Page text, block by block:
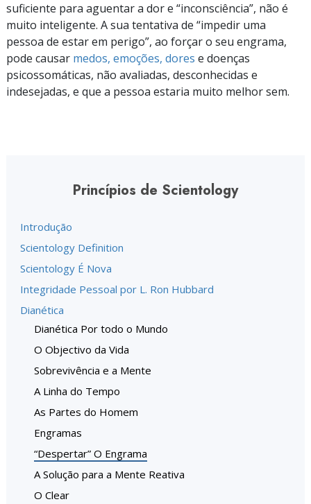
suficiente para aguentar a dor e “inconsciência”, não é
muito inteligente. A sua tentativa de “impedir uma
pessoa de estar em perigo”, ao forçar o seu engrama,
pode causar medos, emoções, dores e doenças
psicossomáticas, não avaliadas, desconhecidas e
indesejadas, e que a pessoa estaria muito melhor sem.
Princípios de Scientology
Introdução
Scientology Definition
Scientology É Nova
Integridade Pessoal por L. Ron Hubbard
Dianética
Dianética Por todo o Mundo
O Objectivo da Vida
Sobrevivência e a Mente
A Linha do Tempo
As Partes do Homem
Engramas
“Despertar” O Engrama
A Solução para a Mente Reativa
O Clear